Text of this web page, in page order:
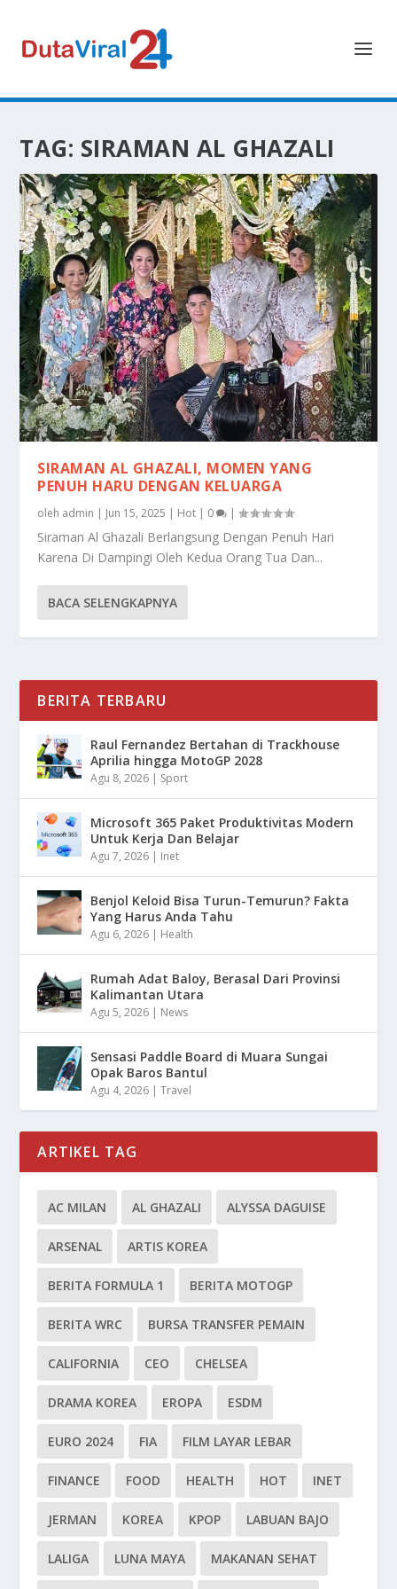
TAG: SIRAMAN AL GHAZALI
SIRAMAN AL GHAZALI, MOMEN YANG
PENUH HARU DENGAN KELUARGA
oleh admin | Jun 15, 2025 | Hot | 0 |
Siraman Al Ghazali Berlangsung Dengan Penuh Hari
Karena Di Dampingi Oleh Kedua Orang Tua Dan...
BACA SELENGKAPNYA
BERITA TERBARU
Raul Fernandez Bertahan di Trackhouse
Aprilia hingga MotoGP 2028
Agu 8, 2026 | Sport
Microsoft 365 Paket Produktivitas Modern
Untuk Kerja Dan Belajar
Agu 7, 2026 | Inet
Benjol Keloid Bisa Turun-Temurun? Fakta
Yang Harus Anda Tahu
Agu 6, 2026 | Health
Rumah Adat Baloy, Berasal Dari Provinsi
Kalimantan Utara
Agu 5, 2026 | News
Sensasi Paddle Board di Muara Sungai
Opak Baros Bantul
Agu 4, 2026 |Travel
ARTIKEL TAG
AC MILAN AL GHAZALI ALYSSA DAGUISE
ARSENAL ARTIS KOREA
BERITA FORMULA 1 BERITA MOTOGP
BERITA WRC BURSA TRANSFER PEMAIN
CALIFORNIA CEO CHELSEA
DRAMA KOREA EROPA ESDM
EURO 2024 FIA FILM LAYAR LEBAR
FINANCE FOOD HEALTH HOT INET
JERMAN KOREA KPOP LABUAN BAJO
LALIGA LUNA MAYA MAKANAN SEHAT